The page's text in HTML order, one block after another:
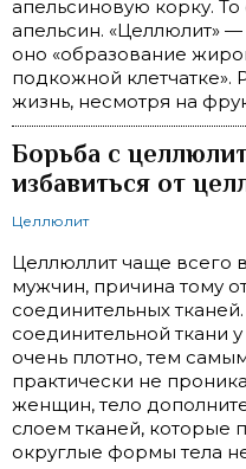
апельсиновую корку.
апельсин. «Целлюлит»
оно «образование
подкожной клетчатке».
жизнь, несмотря на
Борьба с
избавиться от
Целлюлит
Целлюллит чаще всего
мужчин, причина тому
соединительных
соединительной ткани
очень плотно, тем
практически не
женщин, тело
слоем тканей,
округлые формы тела